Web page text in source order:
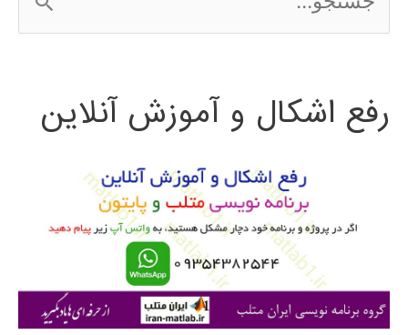
س
ج
ی
رفع اشکال و آموزش آنلاین